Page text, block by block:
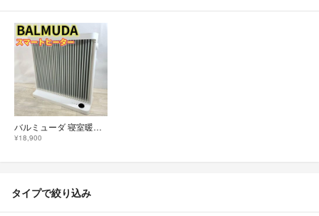
バルミューダ 寝室暖房 SmartHeater2 ESH-1100SD-GW
¥18,900
タイプで絞り込み